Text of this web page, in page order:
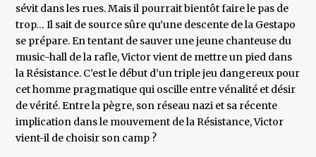
sévit dans les rues. Mais il pourrait bientôt faire le pas de
trop… Il sait de source sûre qu’une descente de la Gestapo
se prépare. En tentant de sauver une jeune chanteuse du
music-hall de la rafle, Victor vient de mettre un pied dans
la Résistance. C’est le début d’un triple jeu dangereux pour
cet homme pragmatique qui oscille entre vénalité et désir
de vérité. Entre la pègre, son réseau nazi et sa récente
implication dans le mouvement de la Résistance, Victor
vient-il de choisir son camp ?